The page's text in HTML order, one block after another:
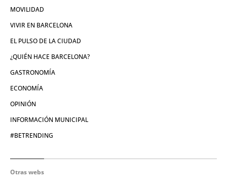
MOVILIDAD
VIVIR EN BARCELONA
EL PULSO DE LA CIUDAD
¿QUIÉN HACE BARCELONA?
GASTRONOMÍA
ECONOMÍA
OPINIÓN
INFORMACIÓN MUNICIPAL
#BETRENDING
Otras webs